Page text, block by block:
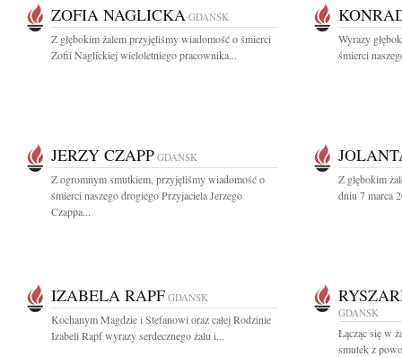
ZOFIA NAGLICKA GDAŃSK
Z głębokim żalem przyjęliśmy wiadomość o śmierci
Zofii Naglickiej wieloletniego pracownika...
Wyrazy
śmierci
JERZY CZAPP GDAŃSK
Z ogromnym smutkiem, przyjęliśmy wiadomość o
śmierci naszego drogiego Przyjaciela Jerzego
Czappa...
Z głębokim
dniu 7 marca
IZABELA RAPF GDAŃSK
Kochanym Magdzie i Stefanowi oraz całej Rodzinie
Izabeli Rapf wyrazy serdecznego żalu i...
GDAŃSK
Łącząc się w
smutek z